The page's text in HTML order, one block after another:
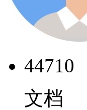
44710
文档